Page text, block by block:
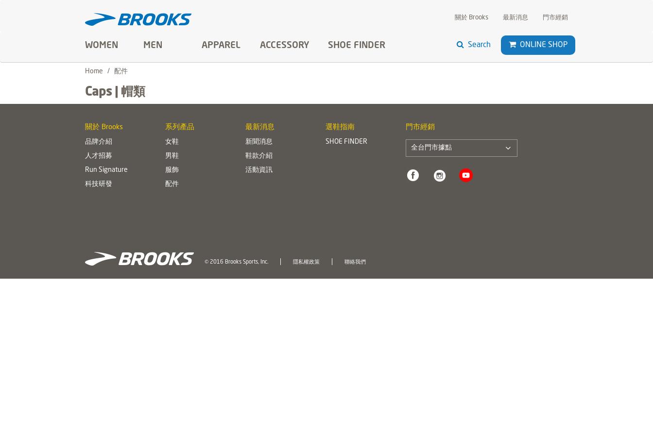
關於 Brooks 最新消息 門市經銷
WOMEN MEN APPAREL ACCESSORY SHOE FINDER Search ONLINE SHOP
Home 配件
Caps | 帽類
關於 Brooks
品牌介紹
人才招募
Run Signature
科技研發
系列產品
女鞋
男鞋
服飾
配件
最新消息
新聞消息
鞋款介紹
活動資訊
選鞋指南
SHOE FINDER
門市經銷
全台門市據點
© 2016 Brooks Sports, Inc. 隱私權政策 聯絡我們